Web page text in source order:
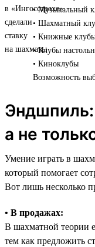
• Музыкальный
• Шахматный
• Книжные
• Клубы
• Киноклубы
Возможность
Эндшпиль:
а не
Умение играть в
который помогает
Вот лишь несколько
• В продажах:
В шахматной теории
тем как предложить